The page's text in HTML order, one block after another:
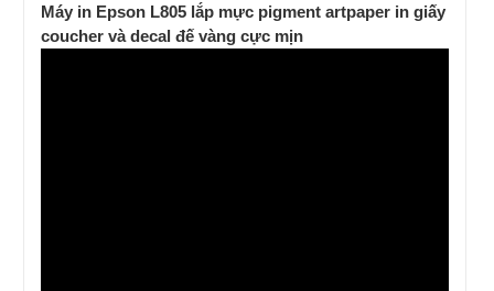
Máy in Epson L805 lắp mực pigment artpaper in giấy
coucher và decal đế vàng cực mịn